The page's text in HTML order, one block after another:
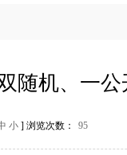
随机、一公
小 ] 浏览次数： 95